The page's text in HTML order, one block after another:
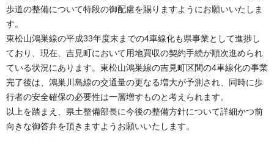
歩道の整備について特段の御配慮を賜りますようにお願いいたしま
す。
東松山鴻巣線の平成33年度末までの4車線化も県事業として進捗し
ており、現在、吉見町において用地買収の契約手続が順次進められ
ている状況にあります。東松山鴻巣線の吉見町区間の4車線化の事業
完了後は、鴻巣川島線の交通量の更なる増大が予測され、同時に歩
行者の安全確保の必要性は一層増すものと考えられます。
以上を踏まえ、県土整備部長に今後の整備方針について詳細かつ前
向きな御答弁を頂きますようお願いいたします。